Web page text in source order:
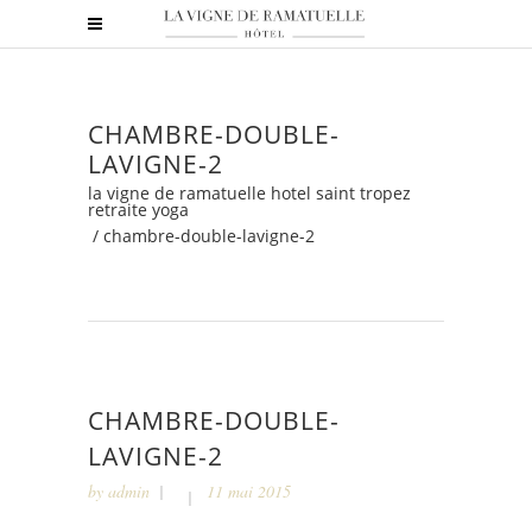
CHAMBRE-DOUBLE-
LAVIGNE-2
la vigne de ramatuelle hotel saint tropez
retraite yoga
/ chambre-double-lavigne-2
CHAMBRE-DOUBLE-
LAVIGNE-2
by admin 11 mai 2015